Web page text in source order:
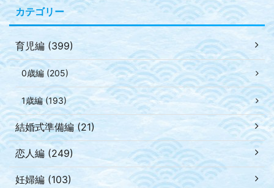
カテゴリー
育児編 (399)
0歳編 (205)
1歳編 (193)
結婚式準備編 (21)
恋人編 (249)
妊婦編 (103)